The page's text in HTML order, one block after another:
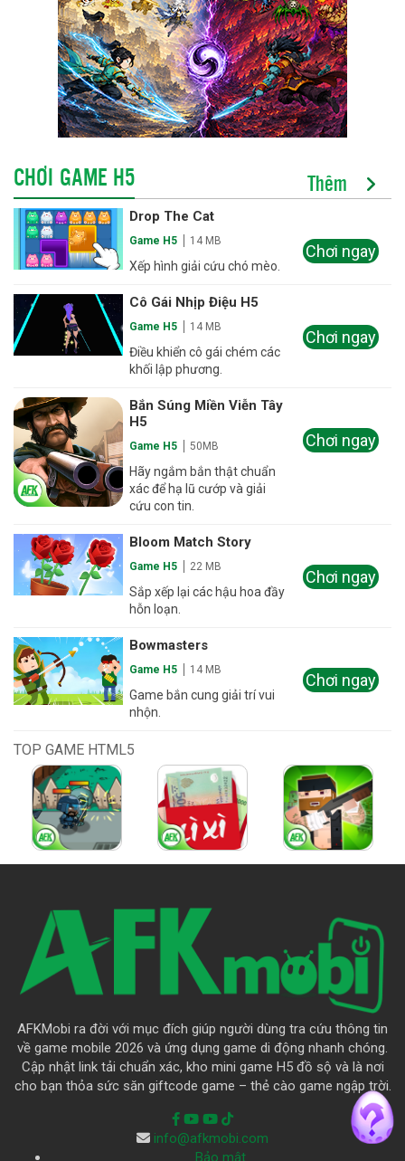
CHƠI GAME H5 Thêm
Drop The Cat
Game H5 14 MB
Xếp hình giải cứu chó mèo.
Chơi ngay
Cô Gái Nhịp Điệu H5
Game H5 14 MB
Điều khiển cô gái chém các
khối lập phương.
Chơi ngay
Bắn Súng Miền Viễn Tây
H5
Game H5 50MB
Hãy ngắm bắn thật chuẩn
xác để hạ lũ cướp và giải
cứu con tin.
Chơi ngay
Bloom Match Story
Game H5 22 MB
Sắp xếp lại các hậu hoa đầy
hỗn loạn.
Chơi ngay
Bowmasters
Game H5 14 MB
Game bắn cung giải trí vui
nhộn.
Chơi ngay
TOP GAME HTML5
AFKMobi ra đời với mục đích giúp người dùng tra cứu thông tin
về game mobile 2026 và ứng dụng game di động nhanh chóng.
Cập nhật link tải chuẩn xác, kho mini game H5 đồ sộ và là nơi
cho bạn thỏa sức săn giftcode game – thẻ cào game ngập trời.
info@afkmobi.com
Bảo mật